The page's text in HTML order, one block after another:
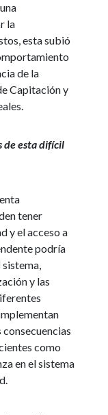
la
esta subió
de la
Capitación y
de esta difícil
tener
y el acceso a
podría
y las
como
en el sistema